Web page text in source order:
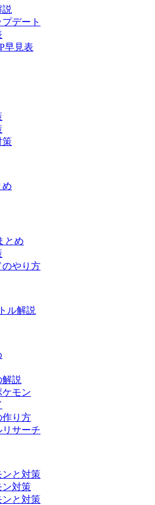
デート
早見表
策
め
とめ
のやり方
ル解説
説
モン
作り方
サーチ
ンと対策
ン対策
ンと対策